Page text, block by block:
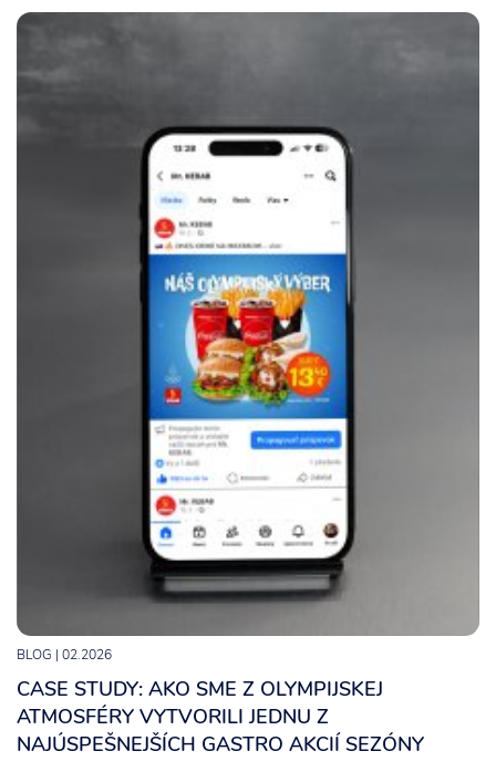
BLOG | 02.2026
CASE STUDY: AKO SME Z OLYMPIJSKEJ
ATMOSFÉRY VYTVORILI JEDNU Z
NAJÚSPEŠNEJŠÍCH GASTRO AKCIÍ SEZÓNY